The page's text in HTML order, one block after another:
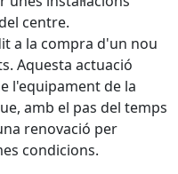
centre.
a la compra d'un nou
Aquesta actuació
l'equipament de la
amb el pas del temps
renovació per
condicions.